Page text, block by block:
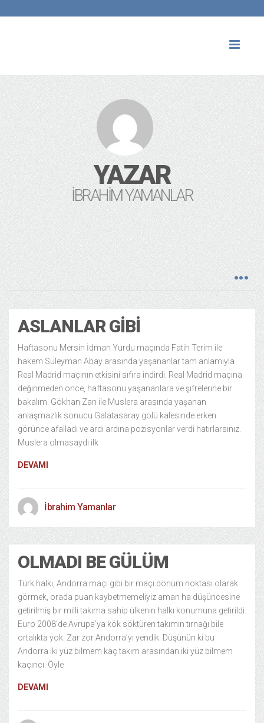
YAZAR
İBRAHIM YAMANLAR
ASLANLAR GIBI
Haftasonu Mersin İdman Yurdu maçında Fatih Terim ile
hakem Süleyman Abay arasında yaşananlar tam anlamıyla
Real Madrid maçının etkisini sıfıra indirdi. Real Madrid maçına
değinmeden önce, haftasonu yaşananlara ve şifrelerine bir
bakalım. Gökhan Zan ile Muslera arasında yaşanan
anlaşmazlık sonucu Galatasaray golü kalesinde erken
görünce afalladı ve ardı ardına pozisyonlar verdi hatırlarsınız.
Muslera olmasaydı ilk
DEVAMI
İbrahim Yamanlar
OLMADI BE GÜLÜM
Türk halkı, Andorra maçı gibi bir maçı dönüm noktası olarak
görmek, orada puan kaybetmemeliyiz aman ha düşüncesine
getirilmiş bir milli takıma sahip ülkenin halkı konumuna getirildi.
Euro 2008’de Avrupa’ya kök söktüren takımın tırnağı bile
ortalıkta yok. Zar zor Andorra’yı yendik. Düşünün ki bu
Andorra iki yüz bilmem kaç takım arasından iki yüz bilmem
kaçıncı. Öyle
DEVAMI